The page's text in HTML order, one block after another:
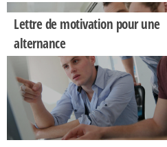
Lettre de motivation pour une
alternance